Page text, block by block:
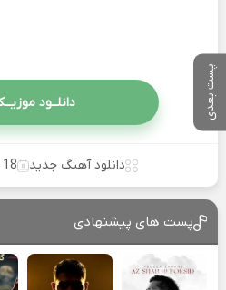
پست بعدی دانلــود
دانلود آهنگ جدید 18 می 2024
پست های پیشنهادی